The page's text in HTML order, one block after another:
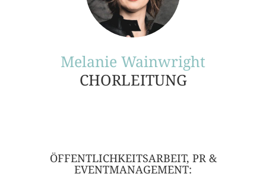
Melanie Wainwright
CHORLEITUNG
ÖFFENTLICHKEITSARBEIT, PR &
EVENTMANAGEMENT: